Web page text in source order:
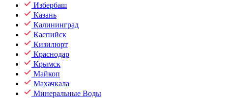
Избербаш
Казань
Калининград
Каспийск
Кизилюрт
Краснодар
Крымск
Майкоп
Махачкала
Минеральные Воды